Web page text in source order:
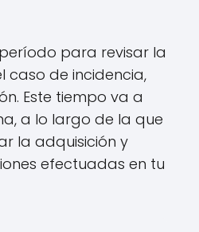
para revisar la
caso de incidencia,
Este tiempo va a
a lo largo de la que
la adquisición y
efectuadas en tu